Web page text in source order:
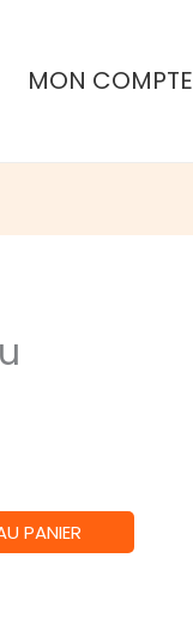
MON COMPTE
PANIER